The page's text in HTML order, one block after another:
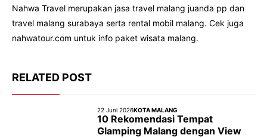
Nahwa Travel merupakan jasa travel malang juanda pp dan
travel malang surabaya serta rental mobil malang. Cek juga
nahwatour.com untuk info paket wisata malang.
RELATED POST
22 Juni 2026KOTA MALANG
10 Rekomendasi Tempat
Glamping Malang dengan View